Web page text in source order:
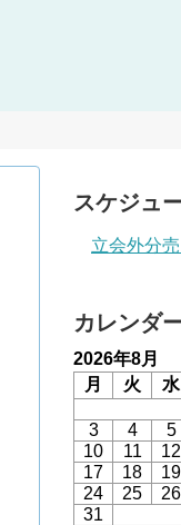
スケジュ
立会外分
カレンダ
2026年8月
月
火 水
3
4 5
10
11 12
17
18 19
24
25 26
31